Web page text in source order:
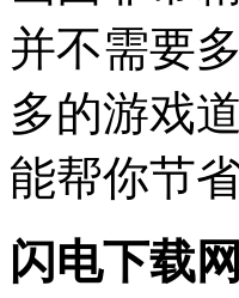
并不需要
多的游戏
能帮你节
闪电下载